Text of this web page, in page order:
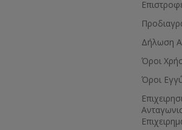
Δήλωση
Όροι
Όροι